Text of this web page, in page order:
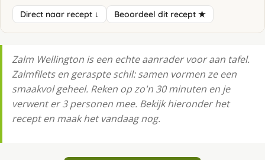
Direct naar recept ↓ Beoordeel dit recept ★
Zalm Wellington is een echte aanrader voor aan tafel.
Zalmfilets en geraspte schil: samen vormen ze een
smaakvol geheel. Reken op zo'n 30 minuten en je
verwent er 3 personen mee. Bekijk hieronder het
recept en maak het vandaag nog.